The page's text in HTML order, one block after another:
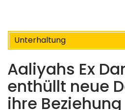
Unterhaltung
Aaliyahs Ex
enthüllt neue
ihre Beziehung